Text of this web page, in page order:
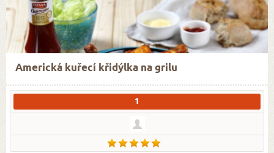
Americká kuřecí křidýlka na grilu
1